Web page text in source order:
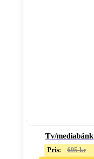
Tv/mediabänk
Pris: 695kr